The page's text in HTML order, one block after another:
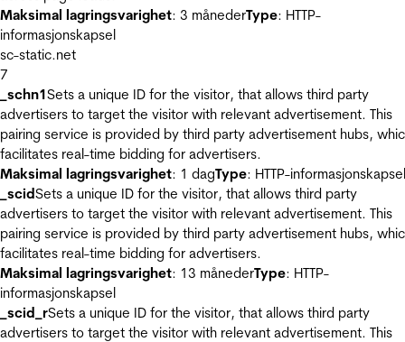
Maksimal lagringsvarighet: 3 månederType: HTTP-
informasjonskapsel
sc-static.net
7
_schn1Sets a unique ID for the visitor, that allows third party
advertisers to target the visitor with relevant advertisement. This
pairing service is provided by third party advertisement hubs,
facilitates real-time bidding for advertisers.
Maksimal lagringsvarighet: 1 dagType: HTTP-informasjonskapsel
_scidSets a unique ID for the visitor, that allows third party
advertisers to target the visitor with relevant advertisement. This
pairing service is provided by third party advertisement hubs,
facilitates real-time bidding for advertisers.
Maksimal lagringsvarighet: 13 månederType: HTTP-
informasjonskapsel
_scid_rSets a unique ID for the visitor, that allows third party
advertisers to target the visitor with relevant advertisement. This